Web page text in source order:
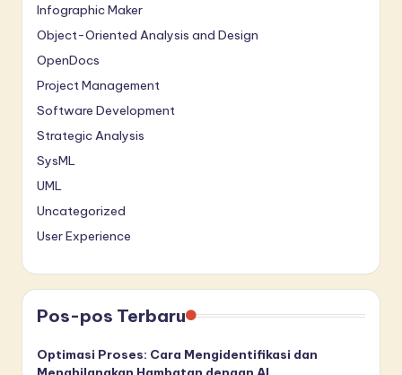
Infographic Maker
Object-Oriented Analysis and Design
OpenDocs
Project Management
Software Development
Strategic Analysis
SysML
UML
Uncategorized
User Experience
Pos-pos Terbaru
Optimasi Proses: Cara Mengidentifikasi dan